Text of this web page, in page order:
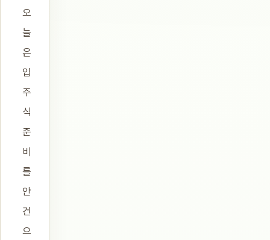
오
늘
은
입
주
식
준
비
를
안
건
으